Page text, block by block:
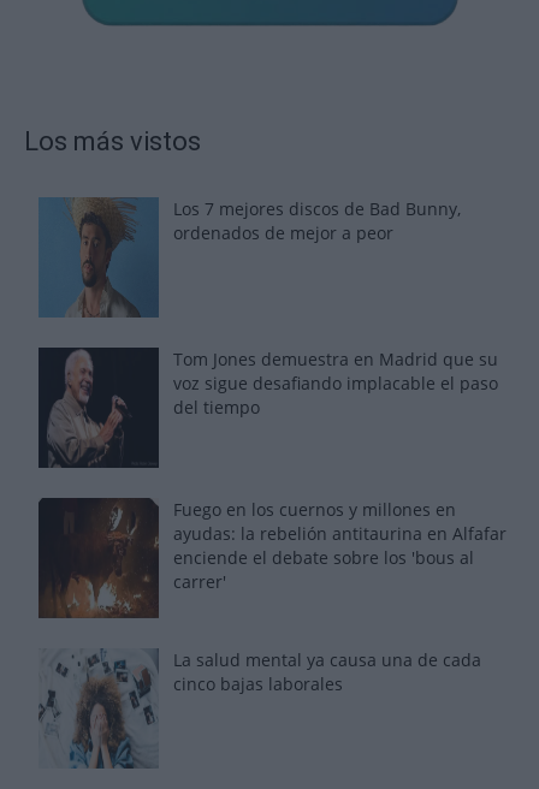
Los más vistos
Los 7 mejores discos de Bad Bunny,
ordenados de mejor a peor
Tom Jones demuestra en Madrid que su
voz sigue desafiando implacable el paso
del tiempo
Fuego en los cuernos y millones en
ayudas: la rebelión antitaurina en Alfafar
enciende el debate sobre los 'bous al
carrer'
La salud mental ya causa una de cada
cinco bajas laborales